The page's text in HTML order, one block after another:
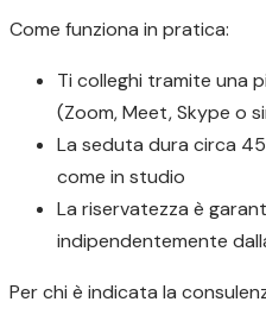
Come funziona in pratica:
Ti colleghi tramite una
(Zoom, Meet, Skype o
La seduta dura circa
come in studio
La riservatezza è
indipendentemente
Per chi è indicata la